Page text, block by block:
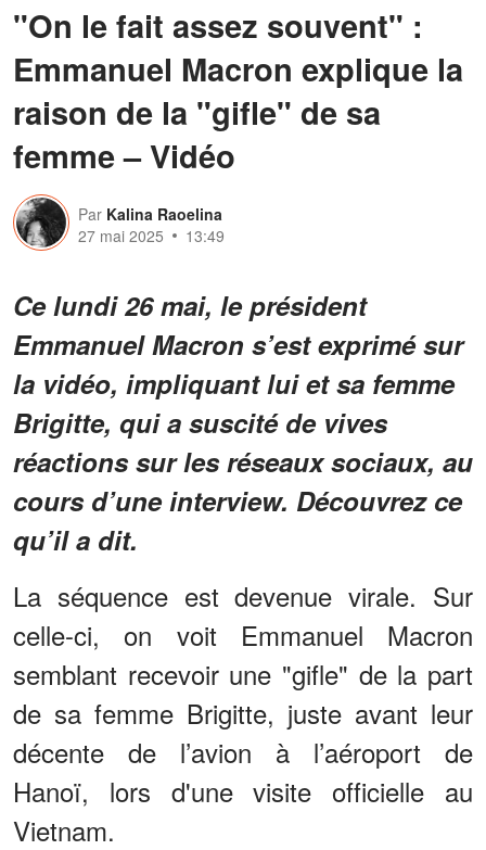
"On le fait assez souvent" :
Emmanuel Macron explique la
raison de la "gifle" de sa
femme – Vidéo
Par Kalina Raoelina
27 mai 2025
13:49
Ce lundi 26 mai, le président
Emmanuel Macron s’est exprimé sur
la vidéo, impliquant lui et sa femme
Brigitte, qui a suscité de vives
réactions sur les réseaux sociaux, au
cours d’une interview. Découvrez ce
qu’il a dit.
La séquence est devenue virale. Sur
celle-ci, on voit Emmanuel Macron
semblant recevoir une "gifle" de la part
de sa femme Brigitte, juste avant leur
décente de l’avion à l’aéroport de
Hanoï, lors d'une visite officielle au
Vietnam.